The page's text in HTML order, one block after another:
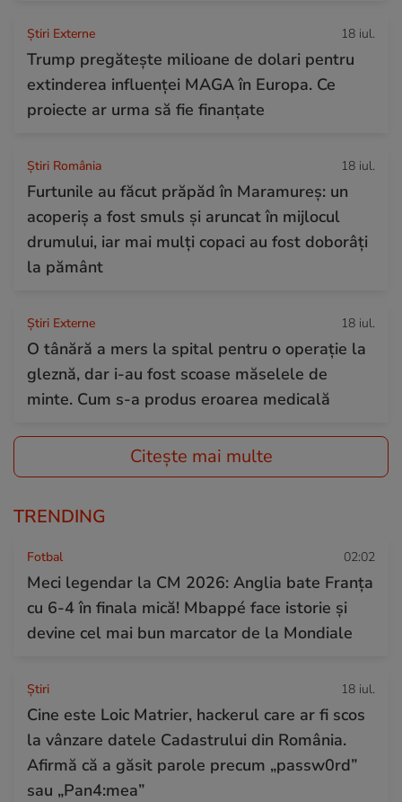
Știri Externe 18 iul.
Trump pregătește milioane de dolari pentru
extinderea influenței MAGA în Europa. Ce
proiecte ar urma să fie finanțate
Știri România 18 iul.
Furtunile au făcut prăpăd în Maramureș: un
acoperiș a fost smuls și aruncat în mijlocul
drumului, iar mai mulți copaci au fost doborâți
la pământ
Știri Externe 18 iul.
O tânără a mers la spital pentru o operație la
gleznă, dar i-au fost scoase măselele de
minte. Cum s-a produs eroarea medicală
Citește mai multe
TRENDING
Fotbal 02:02
Meci legendar la CM 2026: Anglia bate Franța
cu 6-4 în finala mică! Mbappé face istorie și
devine cel mai bun marcator de la Mondiale
Ştiri 18 iul.
Cine este Loic Matrier, hackerul care ar fi scos
la vânzare datele Cadastrului din România.
Afirmă că a găsit parole precum „passw0rd”
sau „Pan4:mea”